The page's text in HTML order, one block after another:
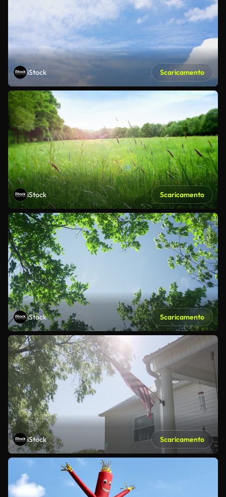
iStock Scaricamento
iStock Scaricamento
iStock Scaricamento
iStock Scaricamento